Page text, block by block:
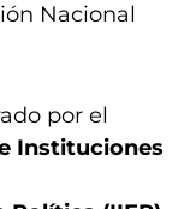
Nacional
por el
Instituciones